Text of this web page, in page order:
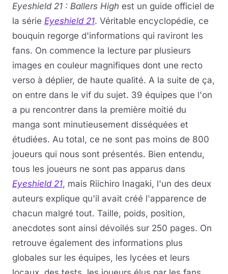
Eyeshield 21 : Ballers High est un guide officiel de
la série Eyeshield 21. Véritable encyclopédie, ce
bouquin regorge d'informations qui raviront les
fans. On commence la lecture par plusieurs
images en couleur magnifiques dont une recto
verso à déplier, de haute qualité. A la suite de ça,
on entre dans le vif du sujet. 39 équipes que l'on
a pu rencontrer dans la première moitié du
manga sont minutieusement disséquées et
étudiées. Au total, ce ne sont pas moins de 800
joueurs qui nous sont présentés. Bien entendu,
tous les joueurs ne sont pas apparus dans
Eyeshield 21, mais Riichiro Inagaki, l'un des deux
auteurs explique qu'il avait créé l'apparence de
chacun malgré tout. Taille, poids, position,
anecdotes sont ainsi dévoilés sur 250 pages. On
retrouve également des informations plus
globales sur les équipes, les lycées et leurs